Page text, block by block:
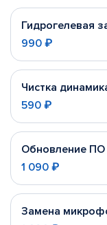
Гидрогелевая
990 ₽
Чистка
590 ₽
Обновление ПО
1 090 ₽
Замена